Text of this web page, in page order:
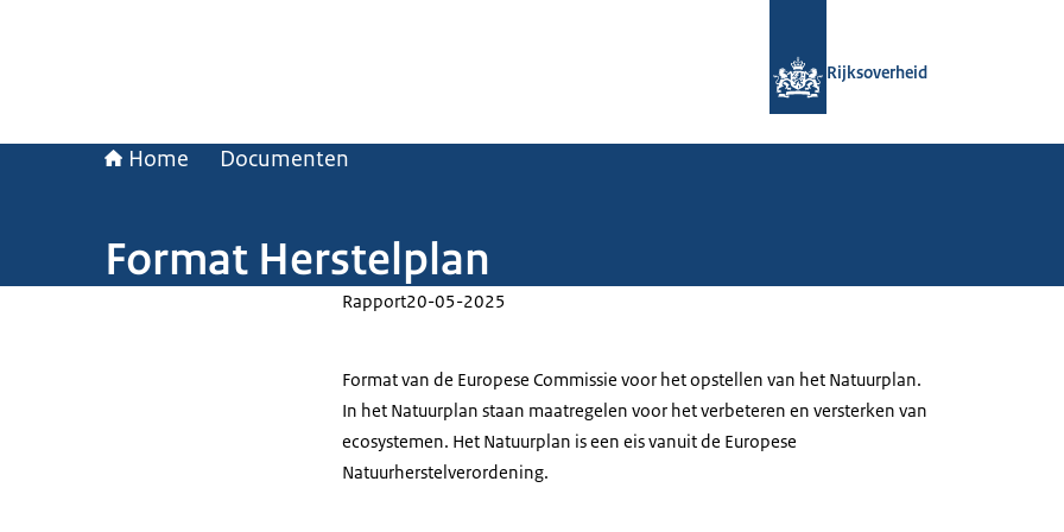
Rijksoverheid
Home Documenten
Format Herstelplan
Rapport20-05-2025
Format van de Europese Commissie voor het opstellen van het Natuurplan.
In het Natuurplan staan maatregelen voor het verbeteren en versterken van
ecosystemen. Het Natuurplan is een eis vanuit de Europese
Natuurherstelverordening.